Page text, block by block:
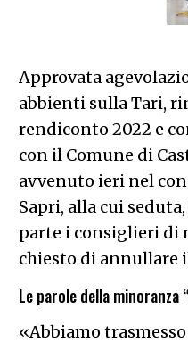
Approvata
abbienti sulla Tari,
rendiconto 2022 e
con il Comune di
avvenuto ieri nel
Sapri, alla cui
parte i consiglieri di
chiesto di annullare
Le parole della minoranza
«Abbiamo